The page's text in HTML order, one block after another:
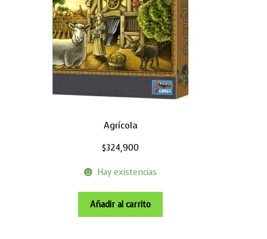
Agrícola
$324,900
Hay existencias
Añadir al carrito